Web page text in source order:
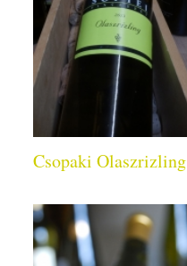
Csopaki Olaszrizling